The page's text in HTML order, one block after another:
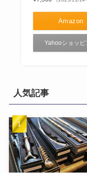
Amazon
Yahooショッピ
人気記事